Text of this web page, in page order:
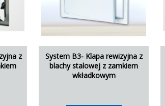
z
System B3- Klapa rewizyjna z
blachy stalowej z zamkiem
wkładkowym